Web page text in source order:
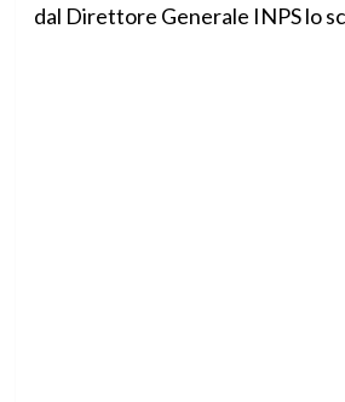
dal Direttore Generale INPS lo